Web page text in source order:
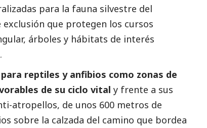
para la fauna silvestre del
que protegen los cursos
árboles y hábitats de interés
reptiles y anfibios como zonas de
de su ciclo vital y frente a sus
atropellos, de unos 600 metros de
sobre la calzada del camino que bordea